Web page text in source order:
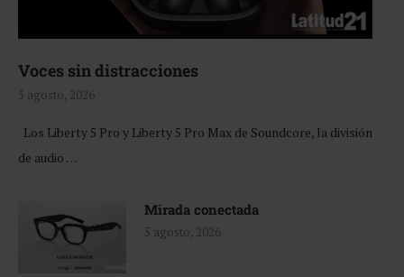
Voces sin distracciones
5 agosto, 2026
Los Liberty 5 Pro y Liberty 5 Pro Max de Soundcore, la división
de audio …
Mirada conectada
5 agosto, 2026